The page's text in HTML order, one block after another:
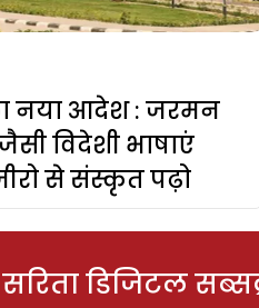
नया आदेश : जरमन
विदेशी भाषाएं
से संस्कृत पढ़ो
सरिता डिजिटल